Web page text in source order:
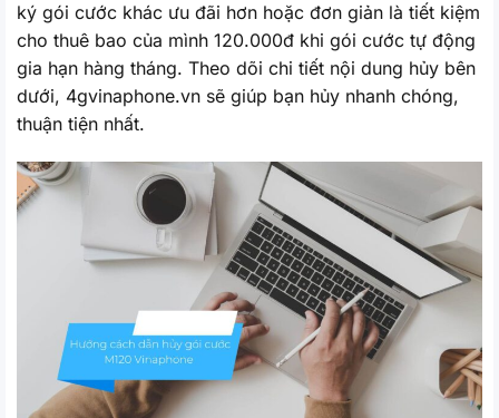
ký gói cước khác ưu đãi hơn hoặc đơn giản là tiết kiệm
cho thuê bao của mình 120.000đ khi gói cước tự động
gia hạn hàng tháng. Theo dõi chi tiết nội dung hủy bên
dưới, 4gvinaphone.vn sẽ giúp bạn hủy nhanh chóng,
thuận tiện nhất.